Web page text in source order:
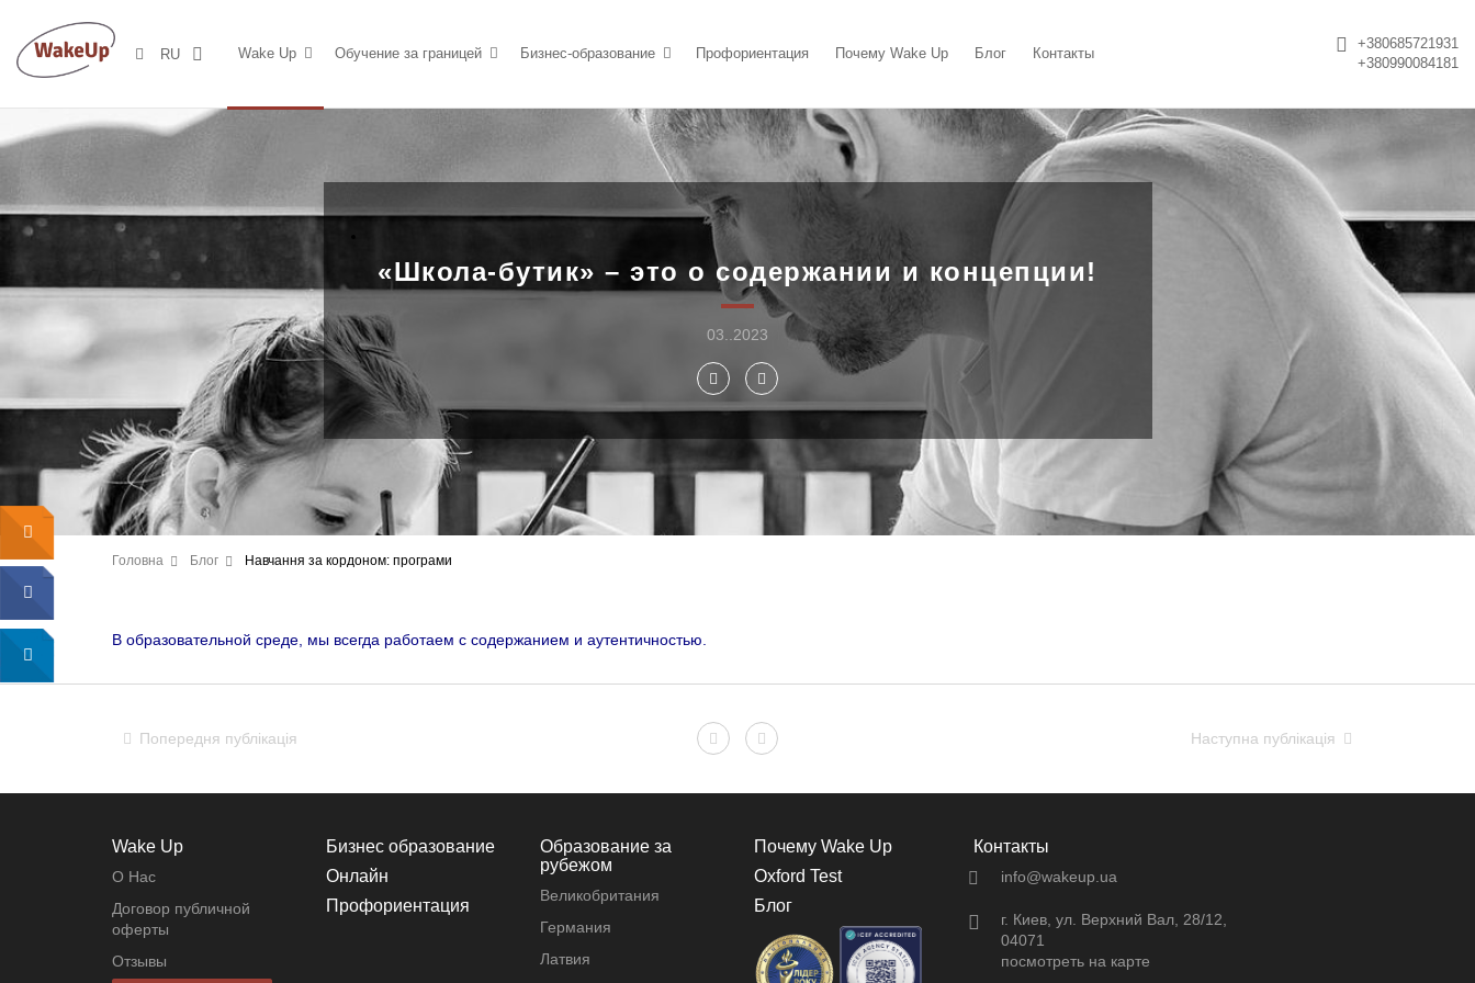
RU Wake Up Обучение за границей Бизнес-образование Профориентация Почему Wake Up Блог Контакты
+380685721931
+380990084181
«Школа-бутик» – это о содержании и концепции!
03..2023
Головна Блог Навчання за кордоном: програми
В образовательной среде, мы всегда работаем с содержанием и аутентичностью.
Попередня публікація Наступна публікація
Wake Up
О Нас
Договор публичной
оферты
Отзывы
Бизнес образование
Онлайн
Профориентация
Образование за
рубежом
Великобритания
Германия
Латвия
Почему Wake Up
Oxford Test
Блог
Контакты
info@wakeup.ua
г. Киев, ул. Верхний Вал, 28/12,
04071
посмотреть на карте